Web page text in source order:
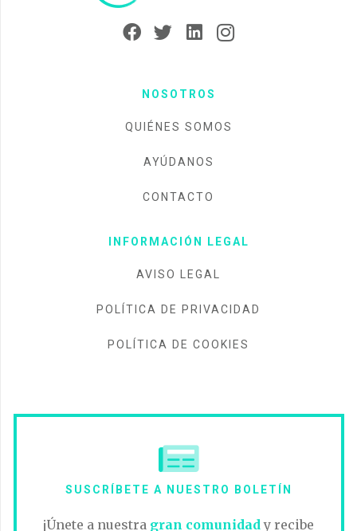
NOSOTROS
QUIÉNES SOMOS
AYÚDANOS
CONTACTO
INFORMACIÓN LEGAL
AVISO LEGAL
POLÍTICA DE PRIVACIDAD
POLÍTICA DE COOKIES
SUSCRÍBETE A NUESTRO BOLETÍN
¡Únete a nuestra gran comunidad y recibe